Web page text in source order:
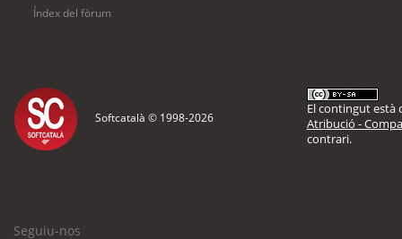
Índex del fòrum
Softcatalà © 1998-2026
El contingut està
Atribució -
contrari.
Seguiu-nos